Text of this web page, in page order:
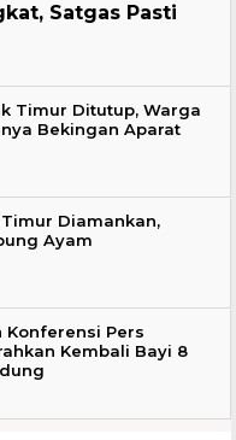
Satgas Pasti
Timur Ditutup, Warga
Bekingan Aparat
Diamankan,
Ayam
Konferensi Pers
Kembali Bayi 8